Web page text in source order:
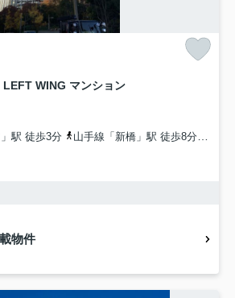
WING マンション
駅 徒歩3分
山手線「新橋」駅 徒歩8分
物件